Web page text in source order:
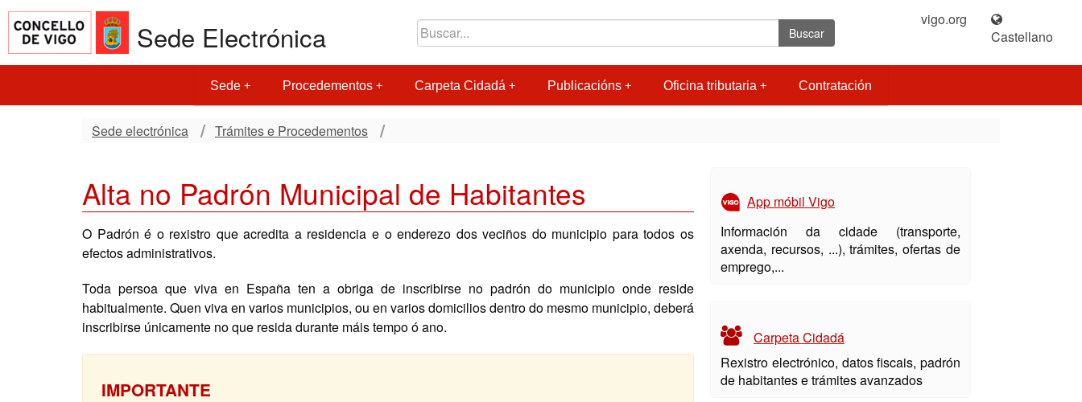
Sede Electrónica Buscar
vigo.org
Castellano
Sede Procedementos Carpeta Cidadá Publicacións Oficina tributaria Contratación
Sede electrónica Trámites e Procedementos
Alta no Padrón Municipal de Habitantes
O Padrón é o rexistro que acredita a residencia e o enderezo dos veciños do municipio para todos os
efectos administrativos.
Toda persoa que viva en España ten a obriga de inscribirse no padrón do municipio onde reside
habitualmente. Quen viva en varios municipios, ou en varios domicilios dentro do mesmo municipio, deberá
inscribirse únicamente no que resida durante máis tempo ó ano.
IMPORTANTE
App móbil Vigo
Información da cidade (transporte,
axenda, recursos, ...), trámites, ofertas de
emprego,...
Carpeta Cidadá
Rexistro electrónico, datos fiscais, padrón
de habitantes e trámites avanzados